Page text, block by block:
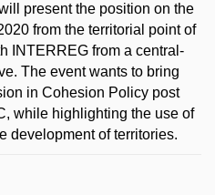
present the position on the
from the territorial point of
INTERREG from a central-
The event wants to bring
in Cohesion Policy post
while highlighting the use of
development of territories.